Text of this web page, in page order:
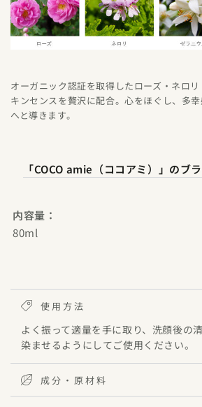
オーガニック認証を取得したローズ・ネロ
キンセンスを贅沢に配合。心をほぐし、多
へと導きます。
「COCO amie（ココアミ）」のブ
内容量：
80ml
使用方法
よく振って適量を手に取り、洗顔後の
染ませるようにしてご使用ください。
成分・原材料